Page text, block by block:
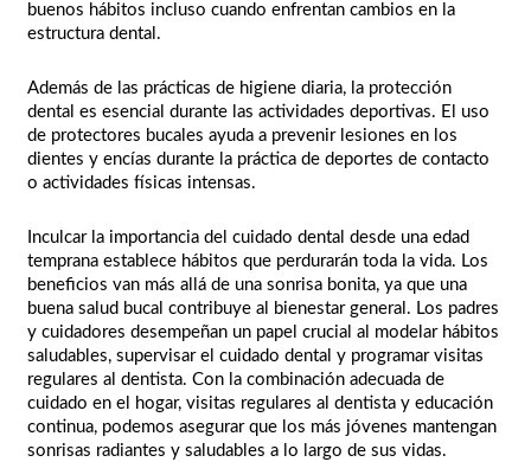
buenos hábitos incluso cuando enfrentan cambios en la
estructura dental.
Además de las prácticas de higiene diaria, la protección
dental es esencial durante las actividades deportivas. El uso
de protectores bucales ayuda a prevenir lesiones en los
dientes y encías durante la práctica de deportes de contacto
o actividades físicas intensas.
Inculcar la importancia del cuidado dental desde una edad
temprana establece hábitos que perdurarán toda la vida. Los
beneficios van más allá de una sonrisa bonita, ya que una
buena salud bucal contribuye al bienestar general. Los padres
y cuidadores desempeñan un papel crucial al modelar hábitos
saludables, supervisar el cuidado dental y programar visitas
regulares al dentista. Con la combinación adecuada de
cuidado en el hogar, visitas regulares al dentista y educación
continua, podemos asegurar que los más jóvenes mantengan
sonrisas radiantes y saludables a lo largo de sus vidas.